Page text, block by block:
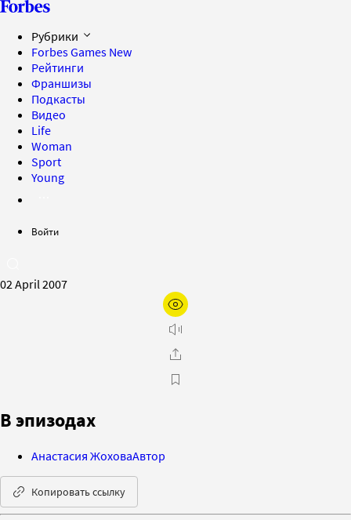
Рубрики
Forbes Games New
Рейтинги
Франшизы
Подкасты
Видео
Life
Woman
Sport
Young
Войти
02 April 2007
В эпизодах
Анастасия ЖоховаАвтор
Копировать ссылку